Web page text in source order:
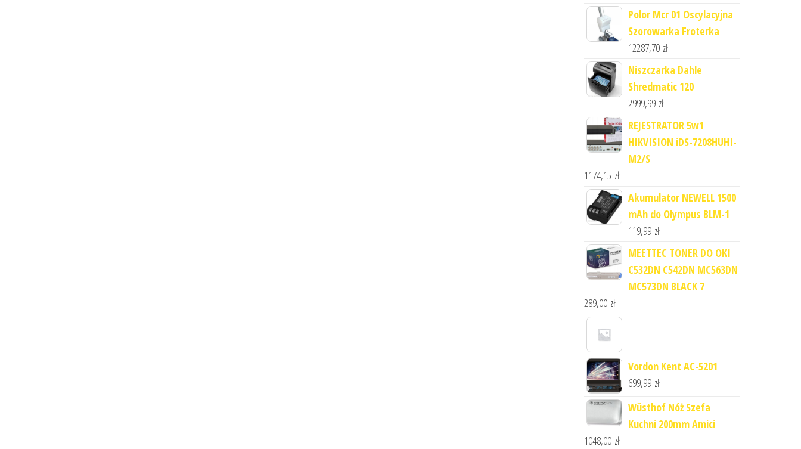
Polor Mcr 01 Oscylacyjna
Szorowarka Froterka
12287,70 zł
Niszczarka Dahle
Shredmatic 120
2999,99 zł
REJESTRATOR 5w1
HIKVISION iDS-7208HUHI-
M2/S
1174,15 zł
Akumulator NEWELL 1500
mAh do Olympus BLM-1
119,99 zł
MEETTEC TONER DO OKI
C532DN C542DN MC563DN
MC573DN BLACK 7
289,00 zł
Vordon Kent AC-5201
699,99 zł
Wüsthof Nóż Szefa
Kuchni 200mm Amici
1048,00 zł